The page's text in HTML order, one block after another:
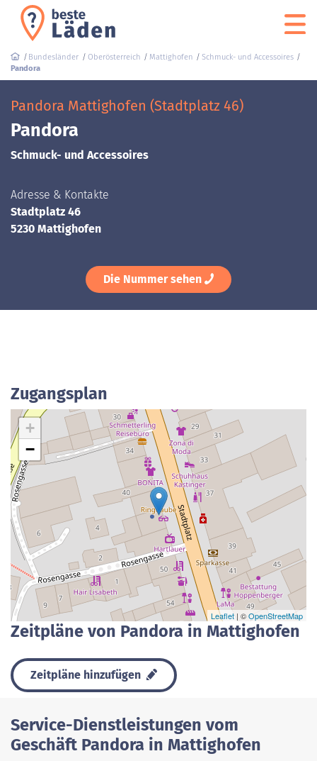
Bundesländer Oberösterreich Mattighofen
Schmuck- und Accessoires
Pandora
Pandora Mattighofen (Stadtplatz 46)
Pandora
Schmuck- und Accessoires
Adresse & Kontakte
Stadtplatz 46
5230 Mattighofen
Die Nummer sehen
Zugangsplan
+
−
Leaflet | ©OpenStreetMap
Zeitpläne von Pandora in Mattighofen
Zeitpläne hinzufügen
Service-Dienstleistungen vom
Geschäft Pandora in Mattighofen